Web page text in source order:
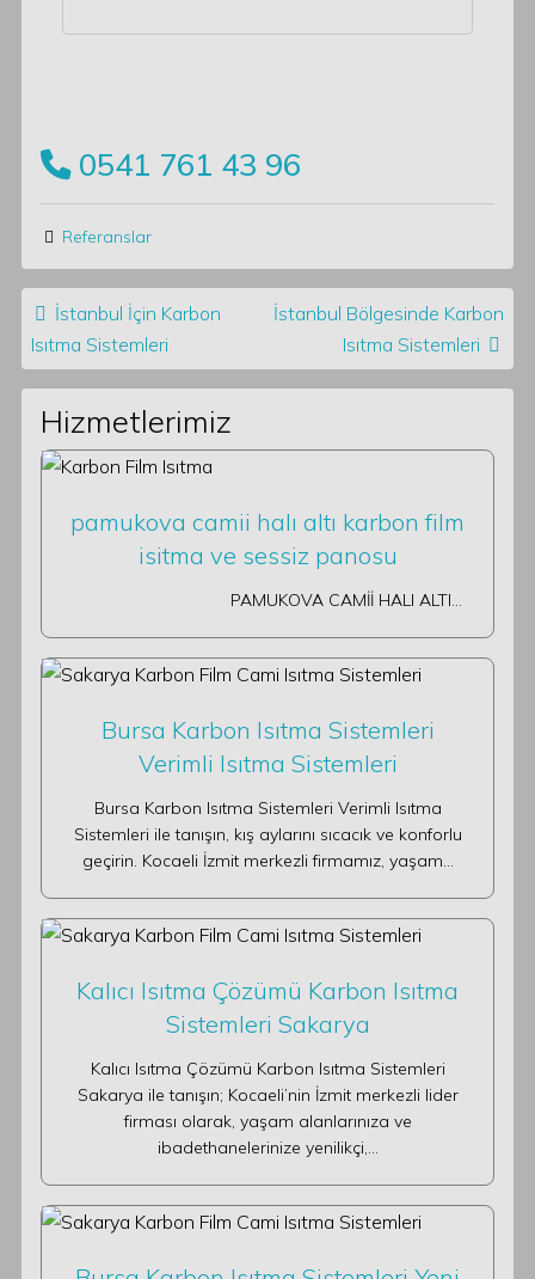
0541 761 43 96
Referanslar
Post navigation
İstanbul İçin Karbon
Isıtma Sistemleri
İstanbul Bölgesinde Karbon
Isıtma Sistemleri
Hizmetlerimiz
pamukova camii halı altı karbon film
isitma ve sessiz panosu
PAMUKOVA CAMİİ HALI ALTI…
Bursa Karbon Isıtma Sistemleri
Verimli Isıtma Sistemleri
Bursa Karbon Isıtma Sistemleri Verimli Isıtma
Sistemleri ile tanışın, kış aylarını sıcacık ve konforlu
geçirin. Kocaeli İzmit merkezli firmamız, yaşam…
Kalıcı Isıtma Çözümü Karbon Isıtma
Sistemleri Sakarya
Kalıcı Isıtma Çözümü Karbon Isıtma Sistemleri
Sakarya ile tanışın; Kocaeli’nin İzmit merkezli lider
firması olarak, yaşam alanlarınıza ve
ibadethanelerinize yenilikçi,…